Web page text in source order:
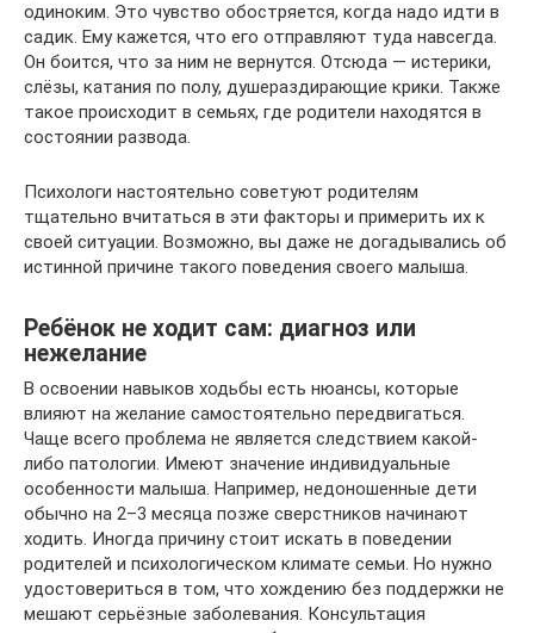
одиноким. Это чувство обостряется, когда надо идти в
садик. Ему кажется, что его отправляют туда навсегда.
Он боится, что за ним не вернутся. Отсюда — истерики,
слёзы, катания по полу, душераздирающие крики. Также
такое происходит в семьях, где родители находятся в
состоянии развода.
Психологи настоятельно советуют родителям
тщательно вчитаться в эти факторы и примерить их к
своей ситуации. Возможно, вы даже не догадывались об
истинной причине такого поведения своего малыша.
Ребёнок не ходит сам: диагноз или
нежелание
В освоении навыков ходьбы есть нюансы, которые
влияют на желание самостоятельно передвигаться.
Чаще всего проблема не является следствием какой-
либо патологии. Имеют значение индивидуальные
особенности малыша. Например, недоношенные дети
обычно на 2–3 месяца позже сверстников начинают
ходить. Иногда причину стоит искать в поведении
родителей и психологическом климате семьи. Но нужно
удостовериться в том, что хождению без поддержки не
мешают серьёзные заболевания. Консультация